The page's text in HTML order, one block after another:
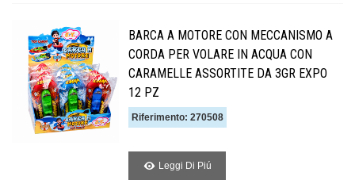
BARCA A MOTORE CON MECCANISMO A
CORDA PER VOLARE IN ACQUA CON
CARAMELLE ASSORTITE DA 3GR EXPO
12 PZ
Riferimento: 270508
Leggi Di Piú